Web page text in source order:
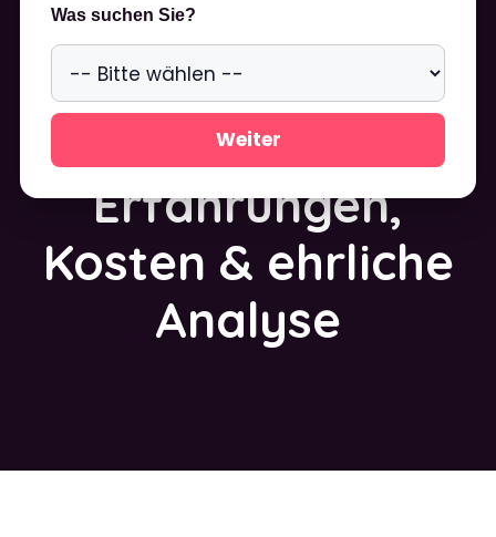
Was suchen Sie?
Weiter
The Casual
Lounge Schweiz
Test 2025:
Erfahrungen,
Kosten & ehrliche
Analyse